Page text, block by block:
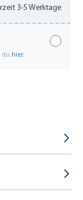
3-5 Werktage
du hier.